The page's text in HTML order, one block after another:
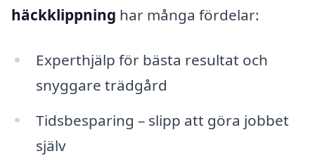
häckklippning har många fördelar:
Experthjälp för bästa resultat och
snyggare trädgård
Tidsbesparing – slipp att göra jobbet
själv